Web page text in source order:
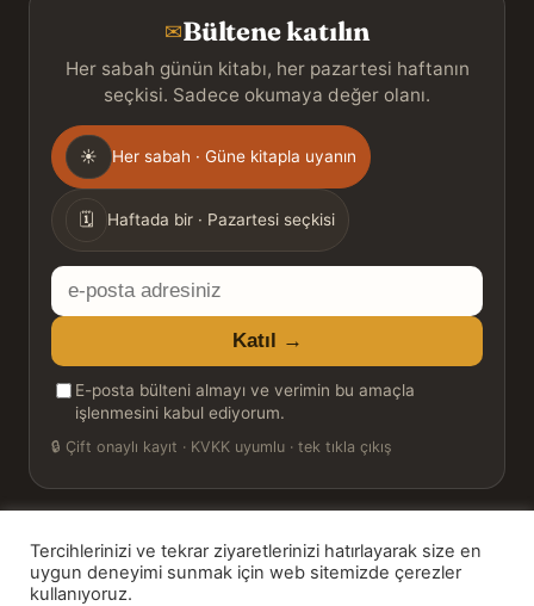
✉Bültene katılın
Her sabah günün kitabı, her pazartesi haftanın
seçkisi. Sadece okumaya değer olanı.
Gönderim
sıklığı
☀ Her sabah · Güne kitapla uyanın
🗓 Haftada bir · Pazartesi seçkisi
E-
posta
adresiniz
Katıl →
E-posta bülteni almayı ve verimin bu amaçla
işlenmesini kabul ediyorum.
🔒 Çift onaylı kayıt · KVKK uyumlu · tek tıkla çıkış
© 2026 Bookinton — Türkiye’nin Kitap Platformu
HT Book Review — webmaster: Hakan Turgay
Tercihlerinizi ve tekrar ziyaretlerinizi hatırlayarak size en
uygun deneyimi sunmak için web sitemizde çerezler
kullanıyoruz.